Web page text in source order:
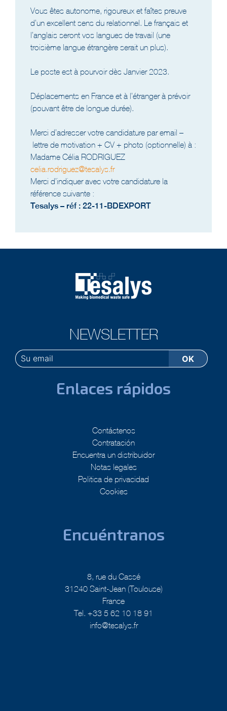
Vous êtes autonome, rigoureux et faîtes preuve
d’un excellent sens du relationnel. Le français et
l’anglais seront vos langues de travail (une
troisième langue étrangère serait un plus).
Le poste est à pourvoir dès Janvier 2023.
Déplacements en France et à l’étranger à prévoir
(pouvant être de longue durée).
Merci d’adresser votre candidature par email –
lettre de motivation + CV + photo (optionnelle) à :
Madame Célia RODRIGUEZ
celia.rodriguez@tesalys.fr
Merci d’indiquer avec votre candidature la
référence suivante :
Tesalys – réf : 22-11-BDEXPORT
NEWSLETTER
Enlaces rápidos
Contáctenos
Contratación
Encuentra un distribuidor
Notas legales
Politica de privacidad
Cookies
Encuéntranos
8, rue du Cassé
31240 Saint-Jean (Toulouse)
France
Tel. +33 5 62 10 18 91
info@tesalys.fr